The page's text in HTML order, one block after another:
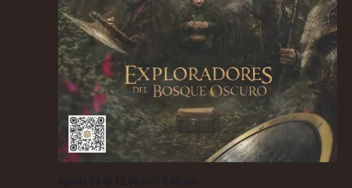
agosto 29 @ 12:00 pm 2:00 pm